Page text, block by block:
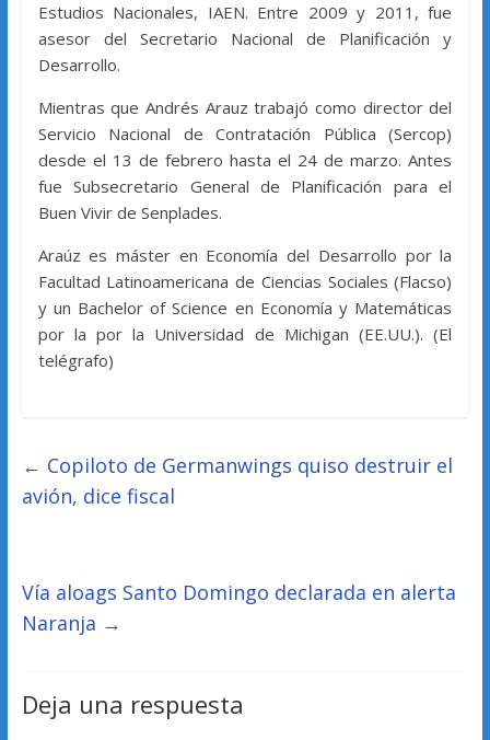
Estudios Nacionales, IAEN. Entre 2009 y 2011, fue
asesor del Secretario Nacional de Planificación y
Desarrollo.
Mientras que Andrés Arauz trabajó como director del
Servicio Nacional de Contratación Pública (Sercop)
desde el 13 de febrero hasta el 24 de marzo. Antes
fue Subsecretario General de Planificación para el
Buen Vivir de Senplades.
Araúz es máster en Economía del Desarrollo por la
Facultad Latinoamericana de Ciencias Sociales (Flacso)
y un Bachelor of Science en Economía y Matemáticas
por la por la Universidad de Michigan (EE.UU.). (El
telégrafo)
← Copiloto de Germanwings quiso destruir el
avión, dice fiscal
Vía aloags Santo Domingo declarada en alerta
Naranja →
Deja una respuesta